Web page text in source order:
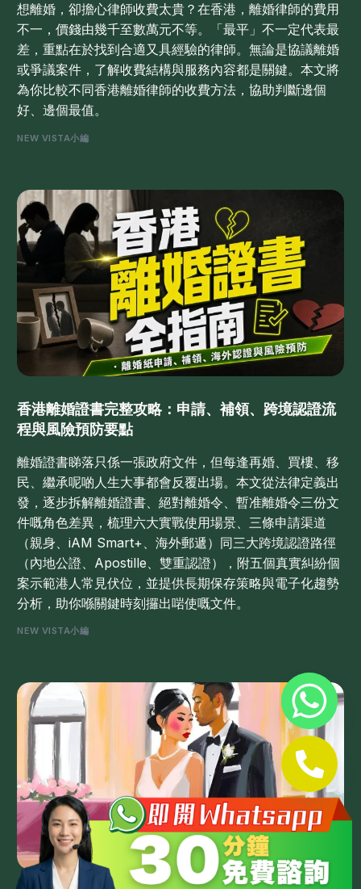
想離婚，卻擔心律師收費太貴？在香港，離婚律師的費用
不一，價錢由幾千至數萬元不等。「最平」不一定代表最
差，重點在於找到合適又具經驗的律師。無論是協議離婚
或爭議案件，了解收費結構與服務內容都是關鍵。本文將
為你比較不同香港離婚律師的收費方法，協助判斷邊個
好、邊個最值。
NEW VISTA小編
香港離婚證書完整攻略：申請、補領、跨境認證流
程與風險預防要點
離婚證書睇落只係一張政府文件，但每逢再婚、買樓、移
民、繼承呢啲人生大事都會反覆出場。本文從法律定義出
發，逐步拆解離婚證書、絕對離婚令、暫准離婚令三份文
件嘅角色差異，梳理六大實戰使用場景、三條申請渠道
（親身、iAM Smart+、海外郵遞）同三大跨境認證路徑
（內地公證、Apostille、雙重認證），附五個真實糾紛個
案示範港人常見伏位，並提供長期保存策略與電子化趨勢
分析，助你喺關鍵時刻攞出啱使嘅文件。
NEW VISTA小編
Whatsapp 查詢